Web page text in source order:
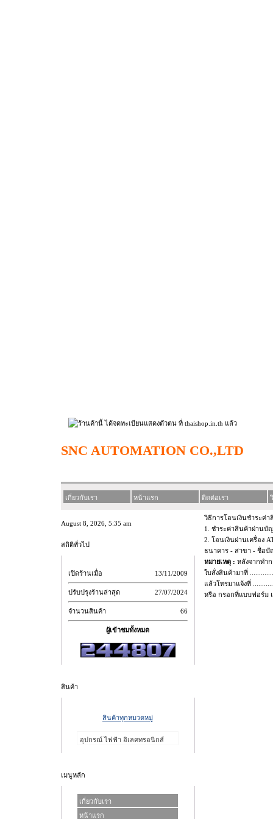
SNC AUTOMATION CO.,LTD
เกี่ยวกับเรา หน้าแรก ติดต่อเรา
August 8, 2026, 5:35 am
สถิติทั่วไป
เปิดร้านเมื่อ 13/11/2009
ปรับปรุงร้านล่าสุด 27/07/2024
จำนวนสินค้า 66
ผู้เข้าชมทั้งหมด
สินค้า
สินค้าทุกหมวดหมู่
อุปกรณ์ ไฟฟ้า อิเลคทรอนิกส์
เมนูหลัก
เกี่ยวกับเรา
หน้าแรก
วิธีการโอนเงินชำระค่
1. ชำระค่าสินค้าผ่านบั
2. โอนเงินผ่านเครื่อง
ธนาคาร - สาขา - ชื่อ
หมายเหตุ : หลังจากทำ
ใบสั่งสินค้ามาที่
แล้วโทรมาแจ้งที่
หรือ กรอกที่แบบฟอร์ม